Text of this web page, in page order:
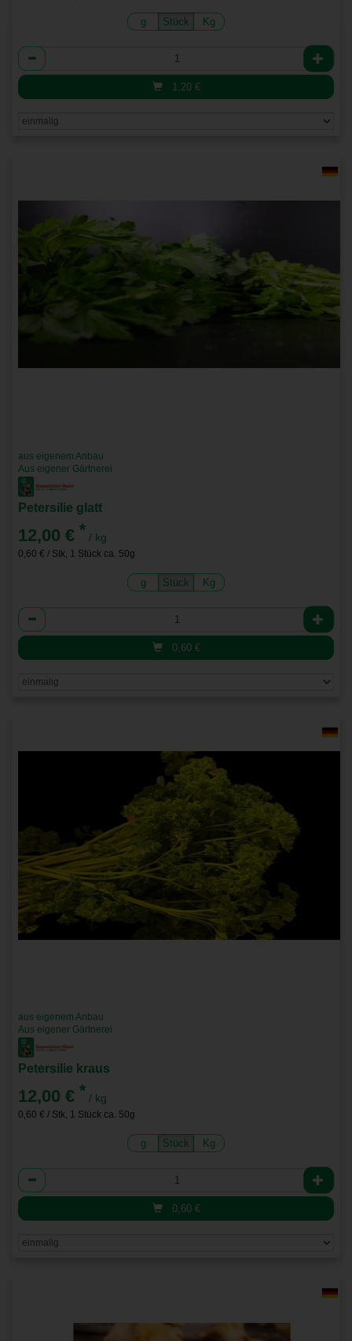
g Stück Kg
Anzahl
1,20 €
aus eigenem Anbau
Aus eigener Gärtnerei
Petersilie glatt
12,00 € * / kg
0,60 € / Stk, 1 Stück ca. 50g
g Stück Kg
Anzahl
0,60 €
aus eigenem Anbau
Aus eigener Gärtnerei
Petersilie kraus
12,00 € * / kg
0,60 € / Stk, 1 Stück ca. 50g
g Stück Kg
Anzahl
0,60 €